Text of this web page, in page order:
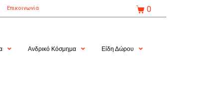
Επικοινωνία 0
Ανδρικό Κόσμημα Είδη Δώρου